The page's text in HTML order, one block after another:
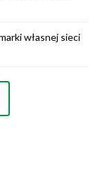
własnej sieci